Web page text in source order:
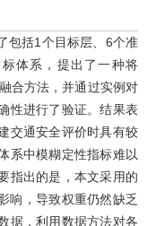
包括1个目标层、6个准
体系，提出了一种将
合方法，并通过实例对
性进行了验证。结果表
交通安全评价时具有较
系中模糊定性指标难以
指出的是，本文采用的
响，导致权重仍然缺乏
据，利用数据方法对各